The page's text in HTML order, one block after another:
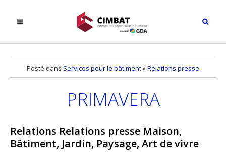
Posté dans Services pour le bâtiment»Relations presse
PRIMAVERA
Relations Relations presse Maison,
Bâtiment, Jardin, Paysage, Art de vivre